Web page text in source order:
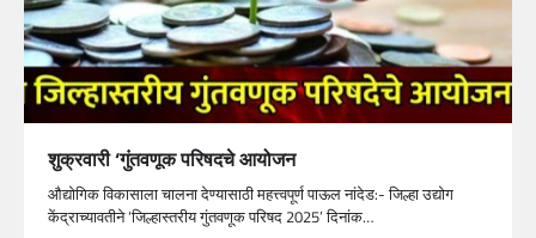
शुक्रवारी ‘गुंतवणूक परिषदचे आयोजन
औद्योगिक विकासाला चालना देण्यासाठी महत्त्वपूर्ण पाऊल नांदेड:- जिल्हा उद्योग
केंद्राच्यावतीने ‘जिल्हास्तरीय गुंतवणूक परिषद 2025’ दिनांक…